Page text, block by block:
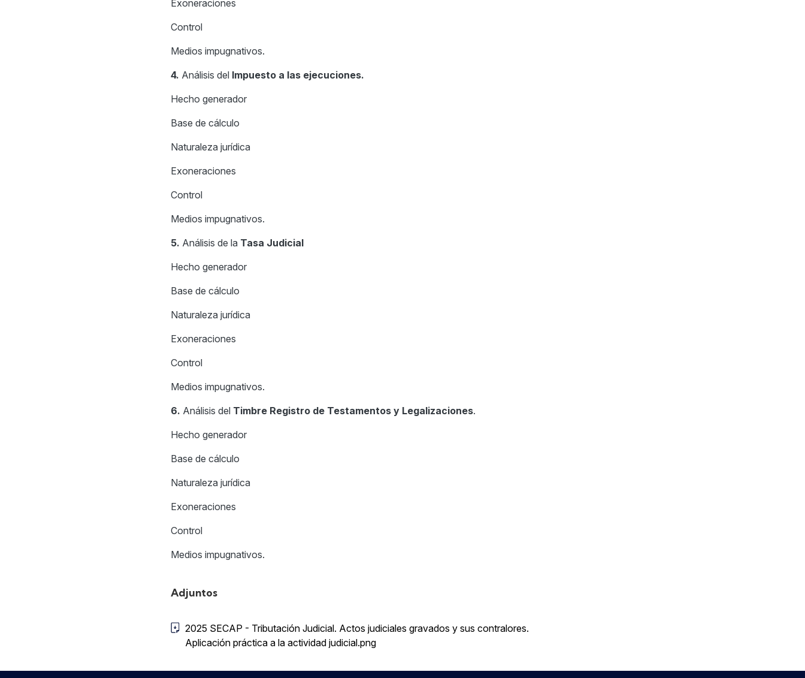
Exoneraciones
Control
Medios impugnativos.
4. Análisis del Impuesto a las ejecuciones.
Hecho generador
Base de cálculo
Naturaleza jurídica
Exoneraciones
Control
Medios impugnativos.
5. Análisis de la Tasa Judicial
Hecho generador
Base de cálculo
Naturaleza jurídica
Exoneraciones
Control
Medios impugnativos.
6. Análisis del Timbre Registro de Testamentos y Legalizaciones.
Hecho generador
Base de cálculo
Naturaleza jurídica
Exoneraciones
Control
Medios impugnativos.
Adjuntos
2025 SECAP - Tributación Judicial. Actos judiciales gravados y sus contralores.
Aplicación práctica a la actividad judicial.png